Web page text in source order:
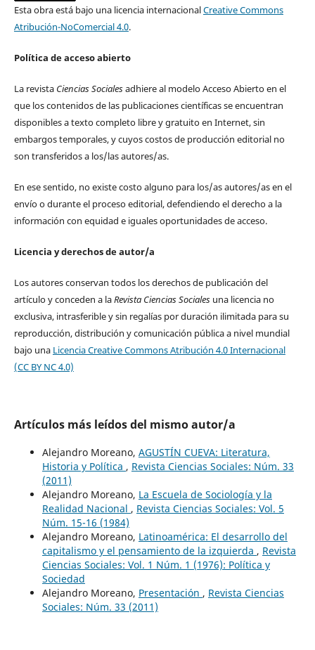
Esta obra está bajo una licencia internacionalCreative Commons
Atribución-NoComercial 4.0.
Política de acceso abierto
La revista Ciencias Socialesadhiere al modelo Acceso Abierto en el
que los contenidos de las publicaciones científicas se encuentran
disponibles a texto completo libre y gratuito en Internet, sin
embargos temporales, y cuyos costos de producción editorial no
son transferidos a los/las autores/as.
En ese sentido, no existe costo alguno para los/as autores/as en el
envío o durante el proceso editorial, defendiendo el derecho a la
información con equidad e iguales oportunidades de acceso.
Licencia y derechos de autor/a
Los autores conservan todos los derechos de publicación del
artículo y conceden a laRevista Ciencias Socialesuna licencia no
exclusiva, intrasferible y sin regalías por duración ilimitada para su
reproducción, distribución y comunicación pública a nivel mundial
bajo una Licencia Creative Commons Atribución 4.0 Internacional
(CC BY NC 4.0)
Artículos más leídos del mismo autor/a
Alejandro Moreano, AGUSTÍN CUEVA: Literatura,
Historia y Política , Revista Ciencias Sociales: Núm. 33
(2011)
Alejandro Moreano, La Escuela de Sociología y la
Realidad Nacional , Revista Ciencias Sociales: Vol. 5
Núm. 15-16 (1984)
Alejandro Moreano, Latinoamérica: El desarrollo del
capitalismo y el pensamiento de la izquierda , Revista
Ciencias Sociales: Vol. 1 Núm. 1 (1976): Política y
Sociedad
Alejandro Moreano, Presentación , Revista Ciencias
Sociales: Núm. 33 (2011)